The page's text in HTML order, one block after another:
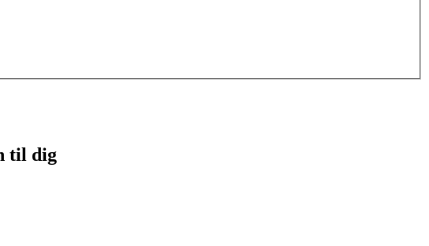
til dig